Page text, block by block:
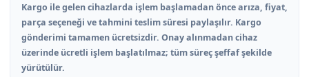
Kargo ile gelen cihazlarda işlem başlamadan önce arıza, fiyat,
parça seçeneği ve tahmini teslim süresi paylaşılır. Kargo
gönderimi tamamen ücretsizdir. Onay alınmadan cihaz
üzerinde ücretli işlem başlatılmaz; tüm süreç şeffaf şekilde
yürütülür.